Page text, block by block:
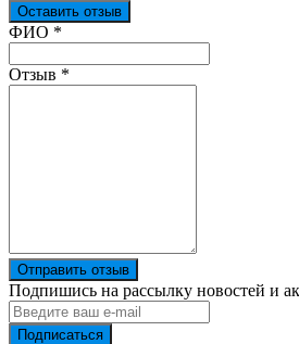
Оставить отзыв
Ваш отзыв был отправлен!
ФИО *
Отзыв *
Отправить отзыв
Подпишись на рассылку новостей и